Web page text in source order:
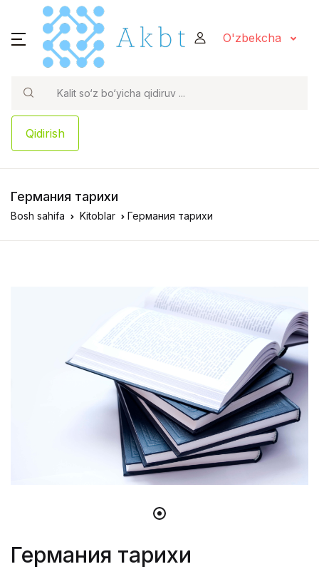
O'zbekcha
Qidirish
Германия тарихи
Bosh sahifa Kitoblar Германия тарихи
Германия тарихи